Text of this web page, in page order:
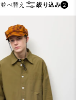
並べ替え 絞り込み 2